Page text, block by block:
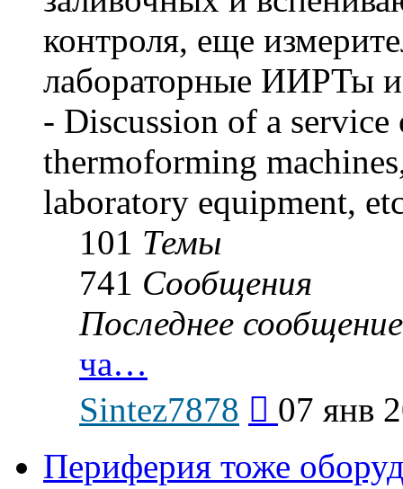
контроля, еще
лабораторные ИИРТы
- Discussion of a
thermoforming
laboratory equipment,
101 Темы
741 Сообщения
Последнее сообщение
ча…
Sintez7878
последнему
07 янв
Периферия тоже